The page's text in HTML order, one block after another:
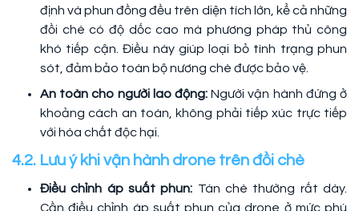
định và phun đồng đều trên diện tích lớn, kể cả những
đồi chè có độ dốc cao mà phương pháp thủ công
khó tiếp cận. Điều này giúp loại bỏ tình trạng phun
sót, đảm bảo toàn bộ nương chè được bảo vệ.
An toàn cho người lao động:Người vận hành đứng ở
khoảng cách an toàn, không phải tiếp xúc trực tiếp
với hóa chất độc hại.
4.2. Lưu ý khi vận hành drone trên đồi chè
Điều chỉnh áp suất phun: Tán chè thường rất dày.
Cần điều chỉnh áp suất phun của drone ở mức phù